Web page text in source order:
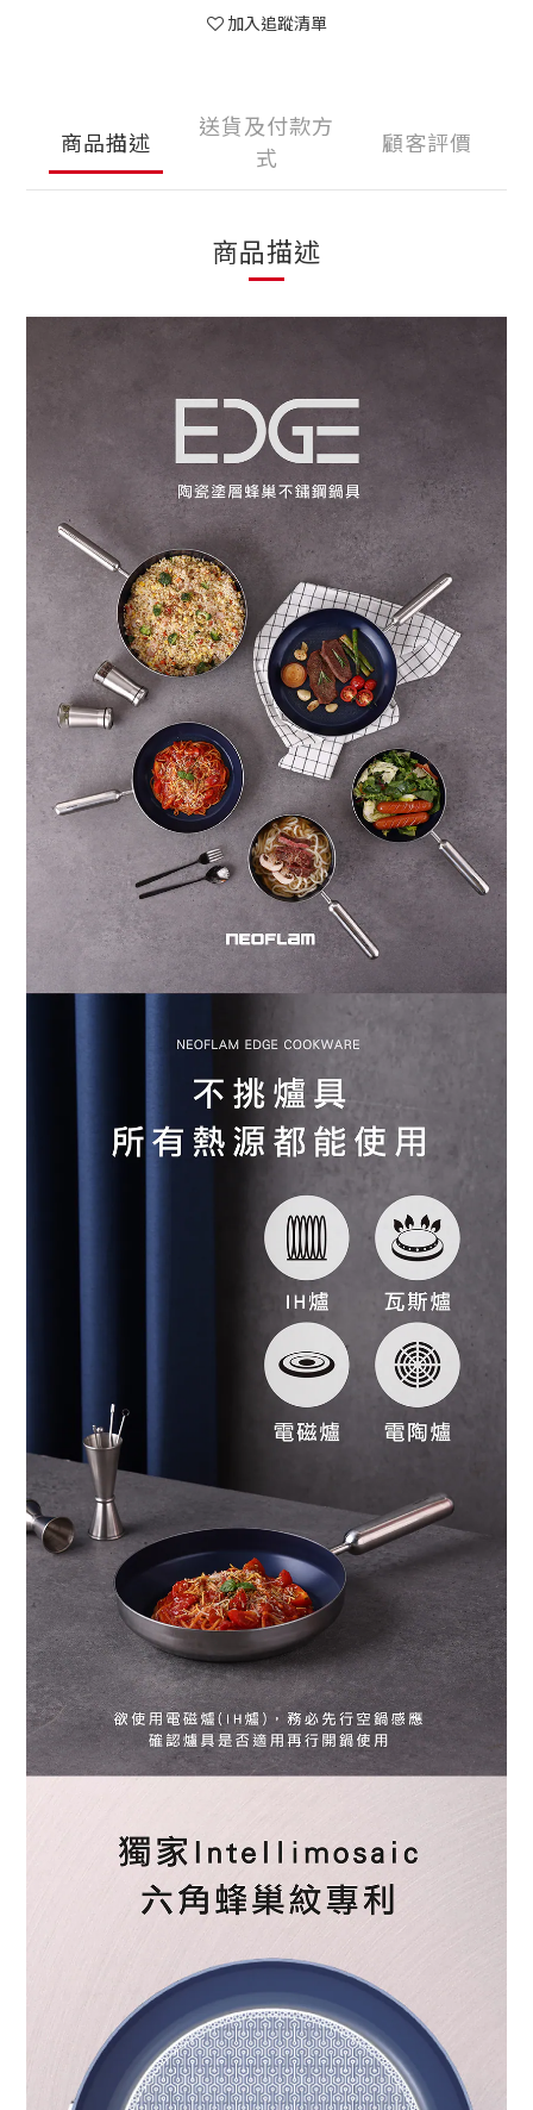
加入追蹤清單
商品描述
送貨及付款方
式
顧客評價
商品描述